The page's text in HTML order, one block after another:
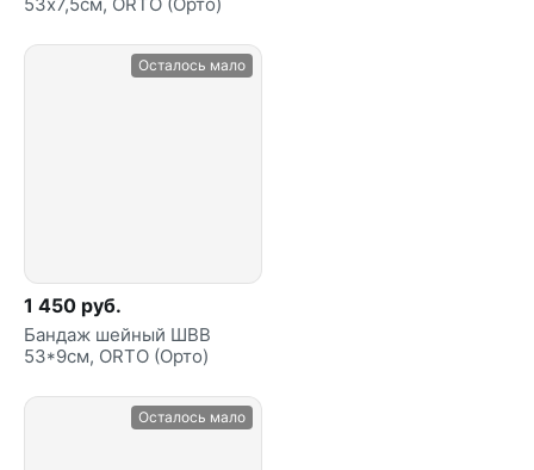
Осталось мало
1 450 руб.
Бандаж шейный ШВВ
53*9см, ORTO (Орто)
Осталось мало